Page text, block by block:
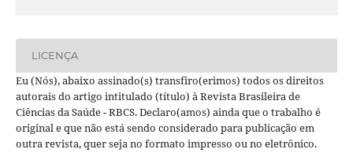
LICENÇA
Eu (Nós), abaixo assinado(s) transfiro(erimos) todos os direitos
autorais do artigo intitulado (título) à Revista Brasileira de
Ciências da Saúde - RBCS. Declaro(amos) ainda que o trabalho é
original e que não está sendo considerado para publicação em
outra revista, quer seja no formato impresso ou no eletrônico.